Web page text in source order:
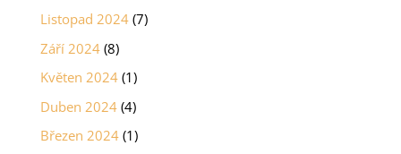
Listopad 2024(7)
Září 2024(8)
Květen 2024(1)
Duben 2024(4)
Březen 2024(1)